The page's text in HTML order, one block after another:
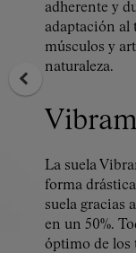
adherente y
adaptación al
músculos y
naturaleza.
La suela
forma
suela gracias
en un 50%.
óptimo de los